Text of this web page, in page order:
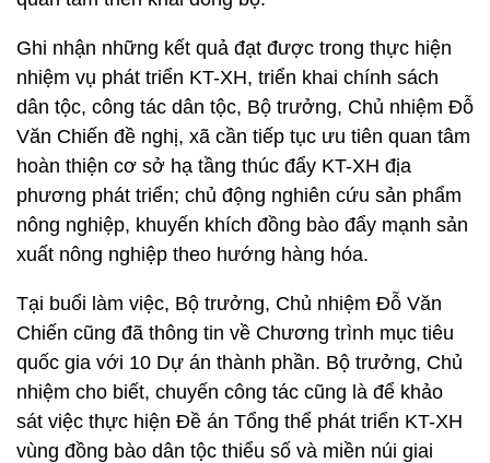
Ghi nhận những kết quả đạt được trong thực hiện
nhiệm vụ phát triển KT-XH, triển khai chính sách
dân tộc, công tác dân tộc, Bộ trưởng, Chủ nhiệm Đỗ
Văn Chiến đề nghị, xã cần tiếp tục ưu tiên quan tâm
hoàn thiện cơ sở hạ tầng thúc đẩy KT-XH địa
phương phát triển; chủ động nghiên cứu sản phẩm
nông nghiệp, khuyến khích đồng bào đẩy mạnh sản
xuất nông nghiệp theo hướng hàng hóa.
Tại buổi làm việc, Bộ trưởng, Chủ nhiệm Đỗ Văn
Chiến cũng đã thông tin về Chương trình mục tiêu
quốc gia với 10 Dự án thành phần. Bộ trưởng, Chủ
nhiệm cho biết, chuyến công tác cũng là để khảo
sát việc thực hiện Đề án Tổng thể phát triển KT-XH
vùng đồng bào dân tộc thiểu số và miền núi giai